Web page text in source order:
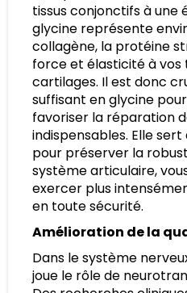
tissus conjonctifs à une
glycine représente
collagène, la protéine
force et élasticité à vos
cartilages. Il est donc
suffisant en glycine
favoriser la réparation
indispensables. Elle
pour préserver la
système articulaire,
exercer plus
en toute sécurité.
Amélioration de la
Dans le système
joue le rôle de